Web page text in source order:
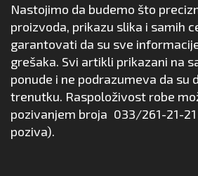
Nastojimo da budemo što
proizvoda, prikazu slika i samih
garantovati da su sve
grešaka. Svi artikli prikazani na
ponude i ne podrazumeva da su
trenutku. Raspoloživost robe
pozivanjem broja 033/261-21-21
poziva).